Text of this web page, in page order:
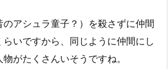
アシュラ童子？）を殺さずに仲間
いですから、同じように仲間にし
がたくさんいそうですね。